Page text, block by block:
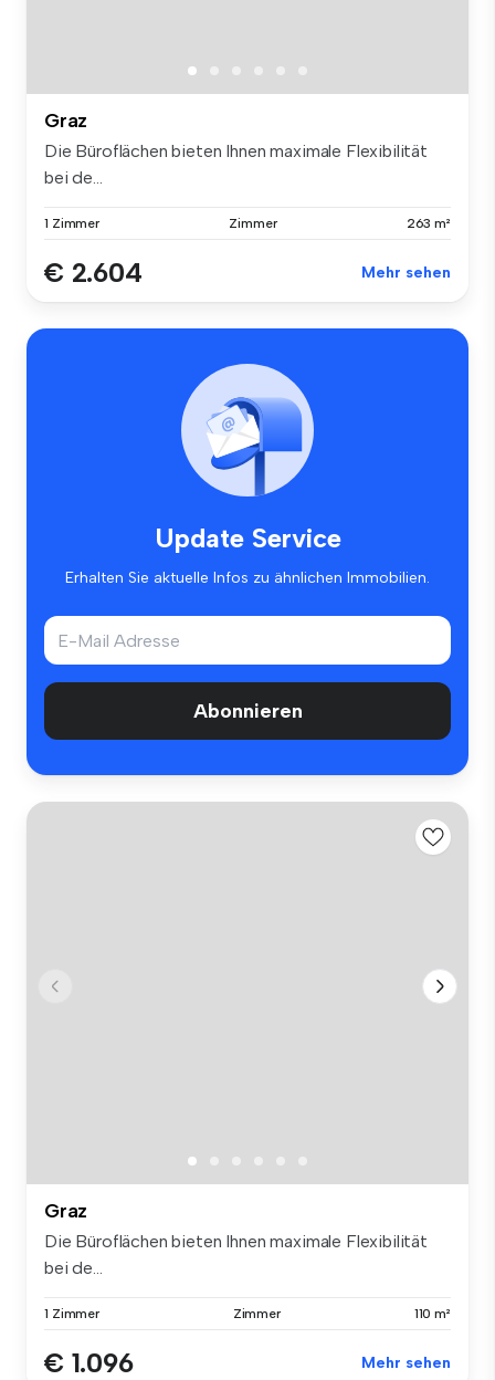
Graz
Die Büroflächen bieten Ihnen maximale Flexibilität
bei de...
1 Zimmer Zimmer 263 m²
€ 2.604 Mehr sehen
Update Service
Erhalten Sie aktuelle Infos zu ähnlichen Immobilien.
Abonnieren
Graz
Die Büroflächen bieten Ihnen maximale Flexibilität
bei de...
1 Zimmer Zimmer 110 m²
€ 1.096 Mehr sehen